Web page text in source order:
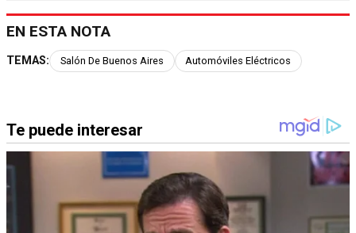
EN ESTA NOTA
TEMAS: Salón De Buenos Aires Automóviles Eléctricos